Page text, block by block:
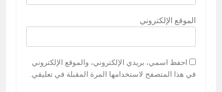
الموقع الإلكتروني
احفظ اسمي، بريدي الإلكتروني، والموقع الإلكتروني
في هذا المتصفح لاستخدامها المرة المقبلة في تعليقي.